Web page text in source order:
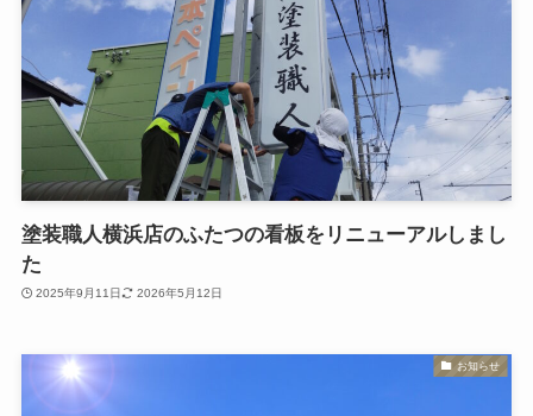
塗装職人横浜店のふたつの看板をリニューアルしまし
た
2025年9月11日 2026年5月12日
お知らせ